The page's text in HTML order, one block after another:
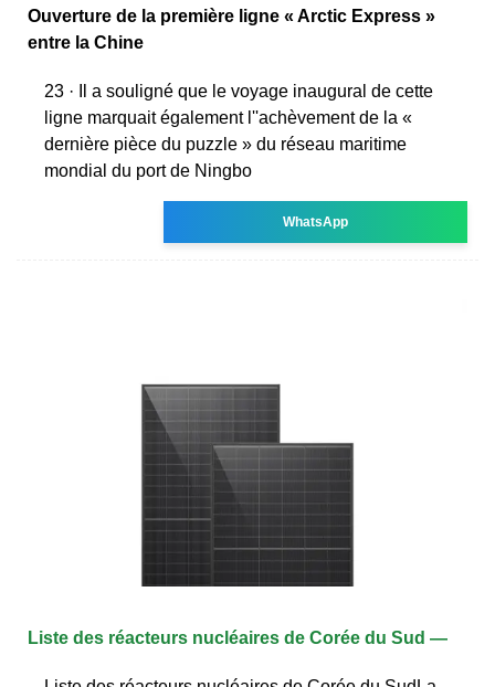
Ouverture de la première ligne « Arctic Express »
entre la Chine
23 · Il a souligné que le voyage inaugural de cette
ligne marquait également l''achèvement de la «
dernière pièce du puzzle » du réseau maritime
mondial du port de Ningbo
WhatsApp
Liste des réacteurs nucléaires de Corée du Sud —